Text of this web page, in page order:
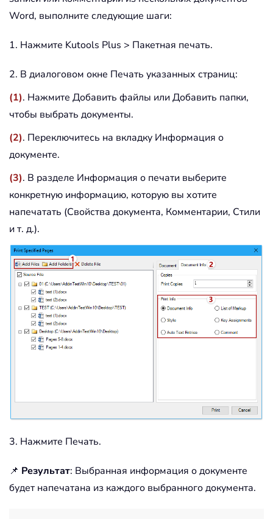
Word, выполните следующие шаги:
1. Нажмите Kutools Plus > Пакетная печать.
2. В диалоговом окне Печать указанных страниц:
(1). Нажмите Добавить файлы или Добавить папки,
чтобы выбрать документы.
(2). Переключитесь на вкладку Информация о
документе.
(3). В разделе Информация о печати выберите
конкретную информацию, которую вы хотите
напечатать (Свойства документа, Комментарии, Стили
и т. д.).
3. Нажмите Печать.
📌 Результат: Выбранная информация о документе
будет напечатана из каждого выбранного документа.